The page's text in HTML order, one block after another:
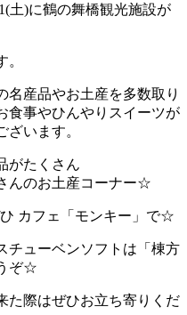
土)に鶴の舞橋観光施設が
。
名産品やお土産を多数取り
食事やひんやりスイーツが
います。
んのお土産コーナー☆
カフェ「モンキー」で☆
チューベンソフトは「棟方
ぞ☆
た際はぜひお立ち寄りくだ